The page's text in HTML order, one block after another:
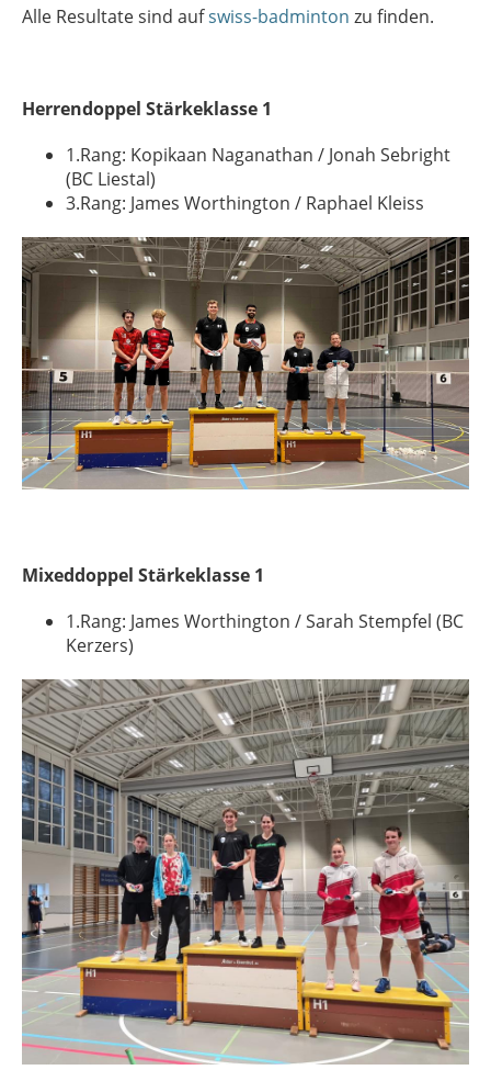
Alle Resultate sind aufswiss-badminton zu finden.
Herrendoppel Stärkeklasse 1
1.Rang: Kopikaan Naganathan / Jonah Sebright
(BC Liestal)
3.Rang: James Worthington / Raphael Kleiss
Mixeddoppel Stärkeklasse 1
1.Rang: James Worthington / Sarah Stempfel (BC
Kerzers)